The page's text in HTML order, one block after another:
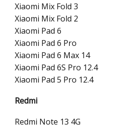
Xiaomi Mix Fold 3
Xiaomi Mix Fold 2
Xiaomi Pad 6
Xiaomi Pad 6 Pro
Xiaomi Pad 6 Max 14
Xiaomi Pad 6S Pro 12.4
Xiaomi Pad 5 Pro 12.4
Redmi
Redmi Note 13 4G